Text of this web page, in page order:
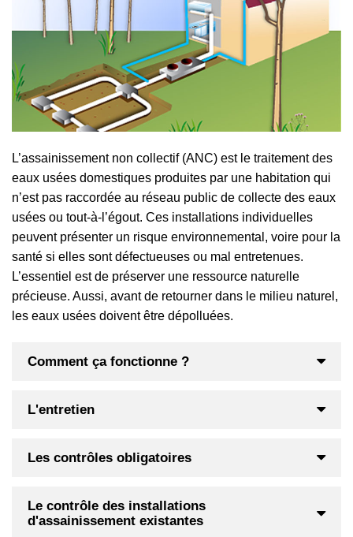
L’assainissement non collectif (ANC) est le traitement des
eaux usées domestiques produites par une habitation qui
n’est pas raccordée au réseau public de collecte des eaux
usées ou tout-à-l’égout. Ces installations individuelles
peuvent présenter un risque environnemental, voire pour la
santé si elles sont défectueuses ou mal entretenues.
L’essentiel est de préserver une ressource naturelle
précieuse. Aussi, avant de retourner dans le milieu naturel,
les eaux usées doivent être dépolluées.
Comment ça fonctionne ?
L'entretien
Les contrôles obligatoires
Le contrôle des installations
d'assainissement existantes